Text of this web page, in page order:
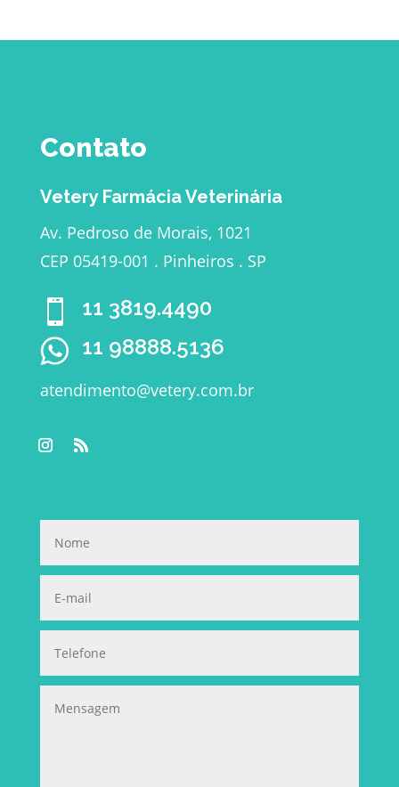
Contato
Vetery Farmácia Veterinária
Av. Pedroso de Morais, 1021
CEP 05419-001 . Pinheiros . SP

11 3819.4490
11 98888.5136
atendimento@vetery.com.br